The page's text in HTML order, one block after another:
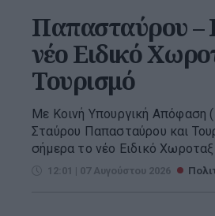
Παπασταύρου –
νέο Ειδικό
Τουρισμό
Με Κοινή Υπουργική Απόφαση
Σταύρου Παπασταύρου και
σήμερα το νέο Ειδικό
12:01 | 07 Αυγούστου 2026